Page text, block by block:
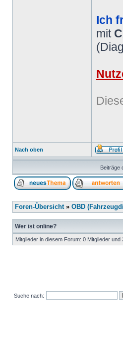
Ich
mit
Nach oben
Beiträge
Foren-Übersicht» OBD
Wer ist online?
Mitglieder in diesem Forum: 0 Mitglieder und
Suche nach: